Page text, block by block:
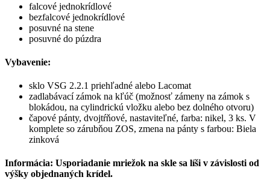
falcové jednokrídlové
bezfalcové jednokrídlové
posuvné na stene
posuvné do púzdra
Vybavenie:
sklo VSG 2.2.1 priehľadné alebo Lacomat
zadlabávací zámok na kľúč (možnosť zámeny na zámok s
blokádou, na cylindrickú vložku alebo bez dolného otvoru)
čapové pánty, dvojtŕňové, nastaviteľné, farba: nikel, 3 ks. V
komplete so zárubňou ZOS, zmena na pánty s farbou: Biela
zinková
Informácia: Usporiadanie mriežok na skle sa líši v závislosti od
výšky objednaných krídel.